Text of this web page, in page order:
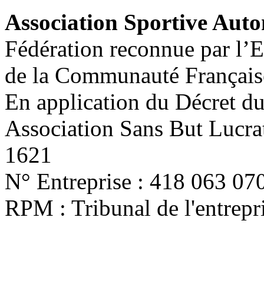
Association Sportive
Fédération reconnue par
de la Communauté
En application du Décret
Association Sans But
1621
N° Entreprise : 418 063
RPM : Tribunal de